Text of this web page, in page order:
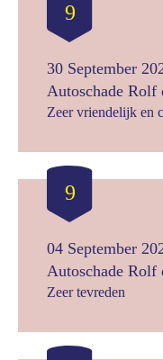
9
30 September
Autoschade Rolf
Zeer vriendelijk en
9
04 September
Autoschade Rolf
Zeer tevreden